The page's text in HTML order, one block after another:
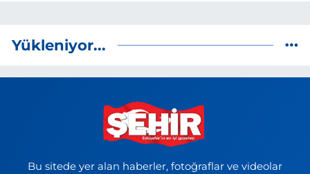
Yükleniyor...
Bu sitede yer alan haberler, fotoğraflar ve videolar